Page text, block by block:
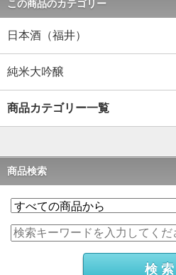
この商品のカテゴリー
日本酒（福井）
純米大吟醸
商品カテゴリー一覧
商品検索